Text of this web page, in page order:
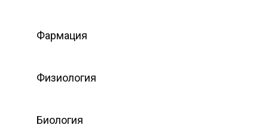
Фармация
Физиология
Биология